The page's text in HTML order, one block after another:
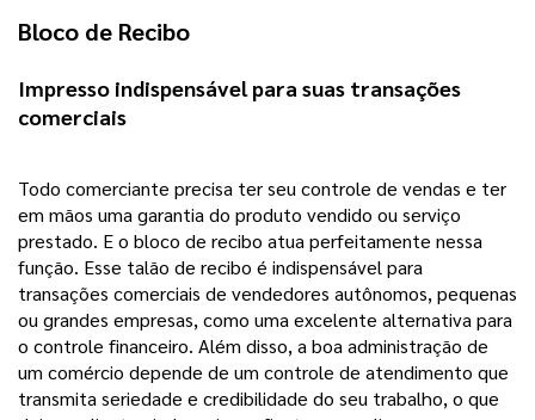
Bloco de Recibo
Impresso indispensável para suas transações
comerciais
Todo comerciante precisa ter seu controle de vendas e ter
em mãos uma garantia do produto vendido ou serviço
prestado. E o bloco de recibo atua perfeitamente nessa
função. Esse talão de recibo é indispensável para
transações comerciais de vendedores autônomos, pequenas
ou grandes empresas, como uma excelente alternativa para
o controle financeiro. Além disso, a boa administração de
um comércio depende de um controle de atendimento que
transmita seriedade e credibilidade do seu trabalho, o que